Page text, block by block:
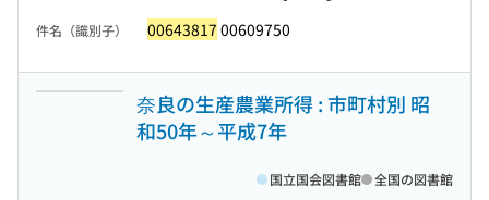
件名（識別子） 00643817 00609750
奈良の生産農業所得 : 市町村別 昭
和50年～平成7年
国立国会図書館 全国の図書館